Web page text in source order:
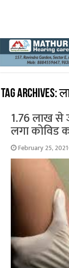
Tag Archives:
1.76 लाख से
लगा कोविड
February 25,